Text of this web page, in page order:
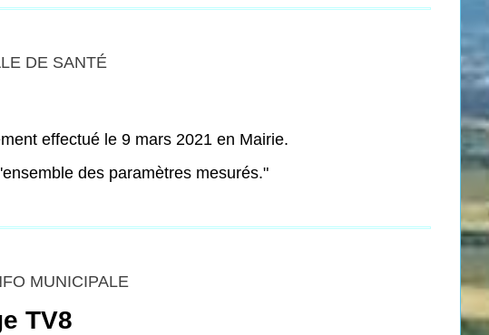
DE SANTÉ
effectué le 9 mars 2021 en Mairie.
des paramètres mesurés."
MUNICIPALE
TV8